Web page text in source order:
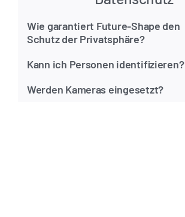
Wie garantiert Future-Shape den
Schutz der Privatsphäre?
Kann ich Personen identifizieren?
Werden Kameras eingesetzt?